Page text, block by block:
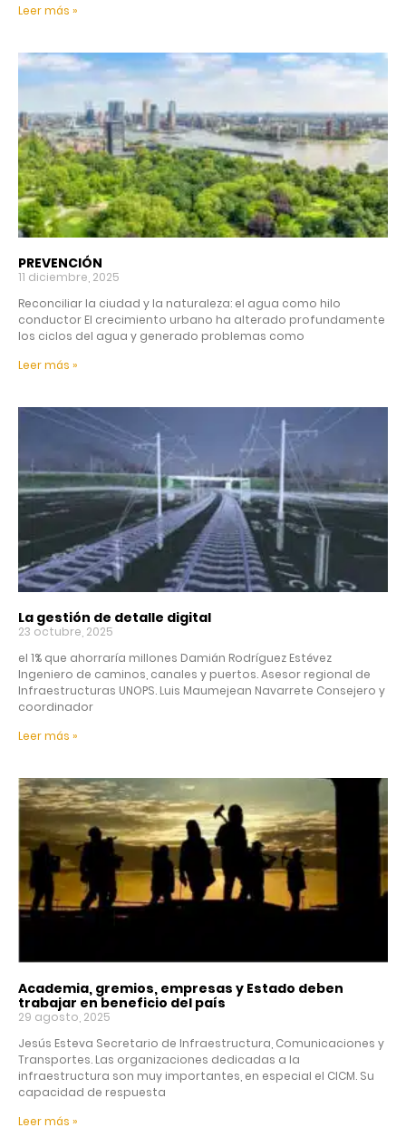
Leer más »
PREVENCIÓN
11 diciembre, 2025
Reconciliar la ciudad y la naturaleza: el agua como hilo
conductor El crecimiento urbano ha alterado profundamente
los ciclos del agua y generado problemas como
Leer más »
La gestión de detalle digital
23 octubre, 2025
el 1% que ahorraría millones Damián Rodríguez Estévez
Ingeniero de caminos, canales y puertos. Asesor regional de
Infraestructuras UNOPS. Luis Maumejean Navarrete Consejero y
coordinador
Leer más »
Academia, gremios, empresas y Estado deben
trabajar en beneficio del país
29 agosto, 2025
Jesús Esteva Secretario de Infraestructura, Comunicaciones y
Transportes. Las organizaciones dedicadas a la
infraestructura son muy importantes, en especial el CICM. Su
capacidad de respuesta
Leer más »